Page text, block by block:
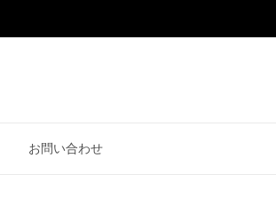
お問い合わせ